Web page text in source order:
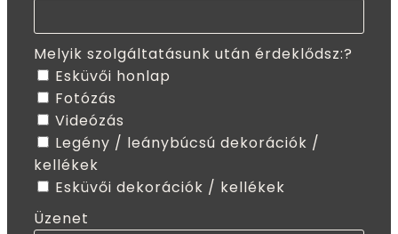
Melyik szolgáltatásunk után érdeklődsz:?
Esküvői honlap
Fotózás
Videózás
Legény / leánybúcsú dekorációk /
kellékek
Esküvői dekorációk / kellékek
Üzenet